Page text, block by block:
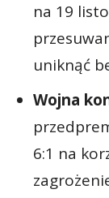
na 19
uniknąć
Wojna
6:1 na